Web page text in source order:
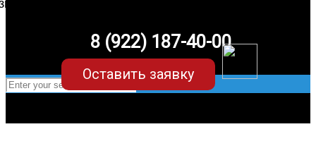
8 (922) 187-40-00
Оставить заявку